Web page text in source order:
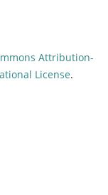
Attribution-
License.